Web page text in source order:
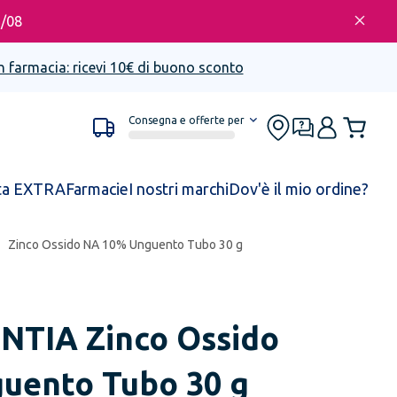
08
farmacia: ricevi 10€ di buono sconto
Consegna e offerte per
EXTRAFarmacieI nostri marchiDov'è il mio ordine?
Zinco Ossido NA 10% Unguento Tubo 30 g
Zinco Ossido
Tubo 30 g